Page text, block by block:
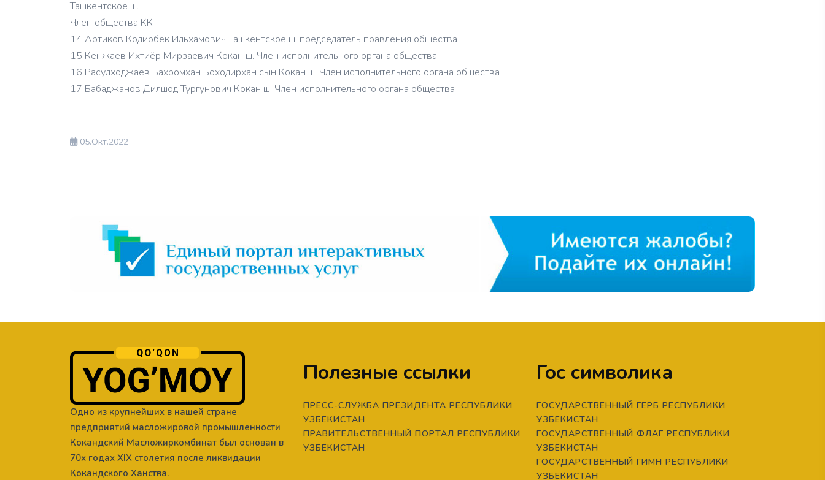
Ташкентское ш.
Член общества КК
14 Артиков Кодирбек Ильхамович Ташкентское ш. председатель правления общества
15 Кенжаев Ихтиёр Мирзаевич Кокан ш. Член исполнительного органа общества
16 Расулходжаев Бахромхан Боходирхан сын Кокан ш. Член исполнительного органа общества
17 Бабаджанов Дилшод Тургунович Кокан ш. Член исполнительного органа общества
05.Окт.2022
Одно из крупнейших в нашей стране
предприятий масложировой промышленности
Кокандский Масложиркомбинат был основан в
70х годах XIX столетия после ликвидации
Кокандского Ханства.
Полезные ссылки
ПРЕСС-СЛУЖБА ПРЕЗИДЕНТА РЕСПУБЛИКИ
УЗБЕКИСТАН
ПРАВИТЕЛЬСТВЕННЫЙ ПОРТАЛ РЕСПУБЛИКИ
УЗБЕКИСТАН
Гос символика
ГОСУДАРСТВЕННЫЙ ГЕРБ РЕСПУБЛИКИ
УЗБЕКИСТАН
ГОСУДАРСТВЕННЫЙ ФЛАГ РЕСПУБЛИКИ
УЗБЕКИСТАН
ГОСУДАРСТВЕННЫЙ ГИМН РЕСПУБЛИКИ
УЗБЕКИСТАН